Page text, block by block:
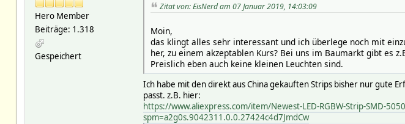
Hero Member
Beiträge: 1.318
Gespeichert
Zitat von: EisNerd am 07 Januar 2019, 14:03:09
Moin,
das klingt alles sehr interessant und ich überlege noch mit
her, zu einem akzeptablen Kurs? Bei uns im Baumarkt gibt es
Preislich eben auch keine kleinen Leuchten sind.
Ich habe mit den direkt aus China gekauften Strips bisher nur gute
passt. z.B. hier:
https://www.aliexpress.com/item/Newest-LED-RGBW-Strip-SMD-
spm=a2g0s.9042311.0.0.27424c4d7JmdCw